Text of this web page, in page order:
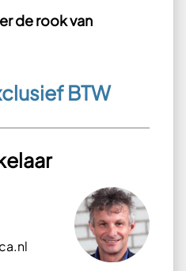
de rook van
BTW